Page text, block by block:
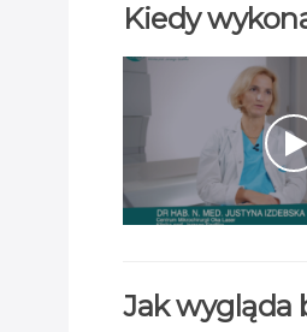
Kiedy
Jak wygląda